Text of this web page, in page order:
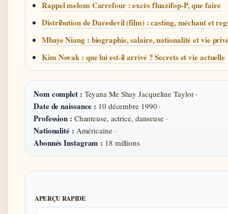
Rappel melons Carrefour : excès fluazifop-P, que faire
Distribution de Daredevil (film) : casting, méchant et
Mbaye Niang : biographie, salaire, nationalité et vie
Kim Novak : que lui est-il arrivé ? Secrets et vie actuelle
Nom complet : Teyana Me Shay Jacqueline Taylor ·
Date de naissance : 10 décembre 1990 ·
Profession : Chanteuse, actrice, danseuse ·
Nationalité : Américaine ·
Abonnés Instagram : 18 millions
APERÇU RAPIDE